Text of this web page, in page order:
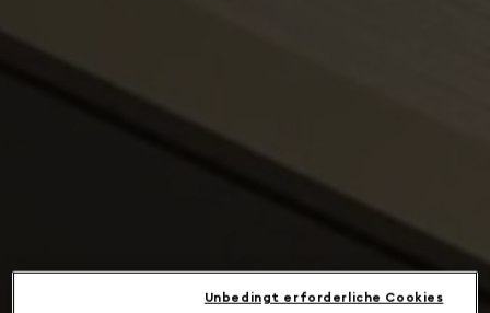
Unbedingt erforderliche Cookies